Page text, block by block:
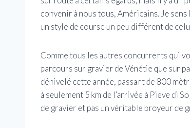
convenir à nous tous, Américains. Je
un style de course un peu différent de
Comme tous les autres concurrents qui
parcours sur gravier de Vénétie que sur
dénivelé cette année, passant de 800
à seulement 5 km de l’arrivée à Pieve di
de gravier et pas un véritable broyeur de